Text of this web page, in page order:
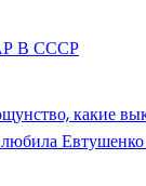
В СССР
какие